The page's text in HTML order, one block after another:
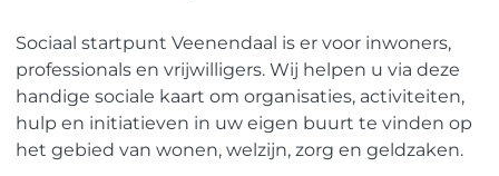
Sociaal startpunt Veenendaal is er voor inwoners,
professionals en vrijwilligers. Wij helpen u via deze
handige sociale kaart om organisaties, activiteiten,
hulp en initiatieven in uw eigen buurt te vinden op
het gebied van wonen, welzijn, zorg en geldzaken.